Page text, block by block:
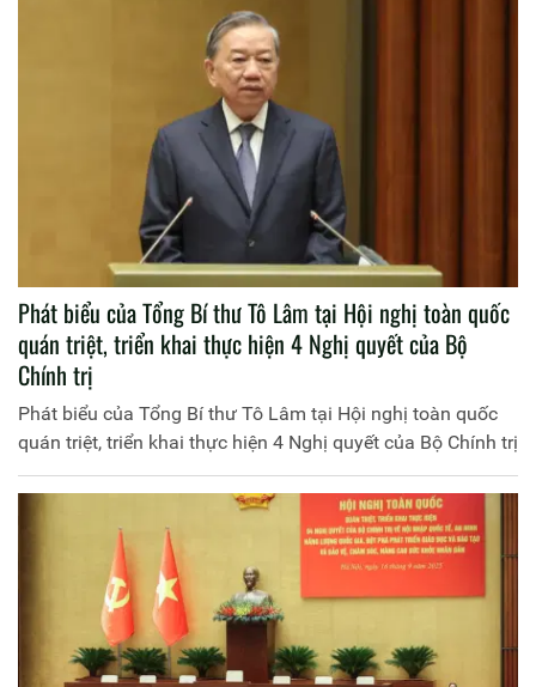
Phát biểu của Tổng Bí thư Tô Lâm tại Hội nghị toàn quốc
quán triệt, triển khai thực hiện 4 Nghị quyết của Bộ
Chính trị
Phát biểu của Tổng Bí thư Tô Lâm tại Hội nghị toàn quốc
quán triệt, triển khai thực hiện 4 Nghị quyết của Bộ Chính trị